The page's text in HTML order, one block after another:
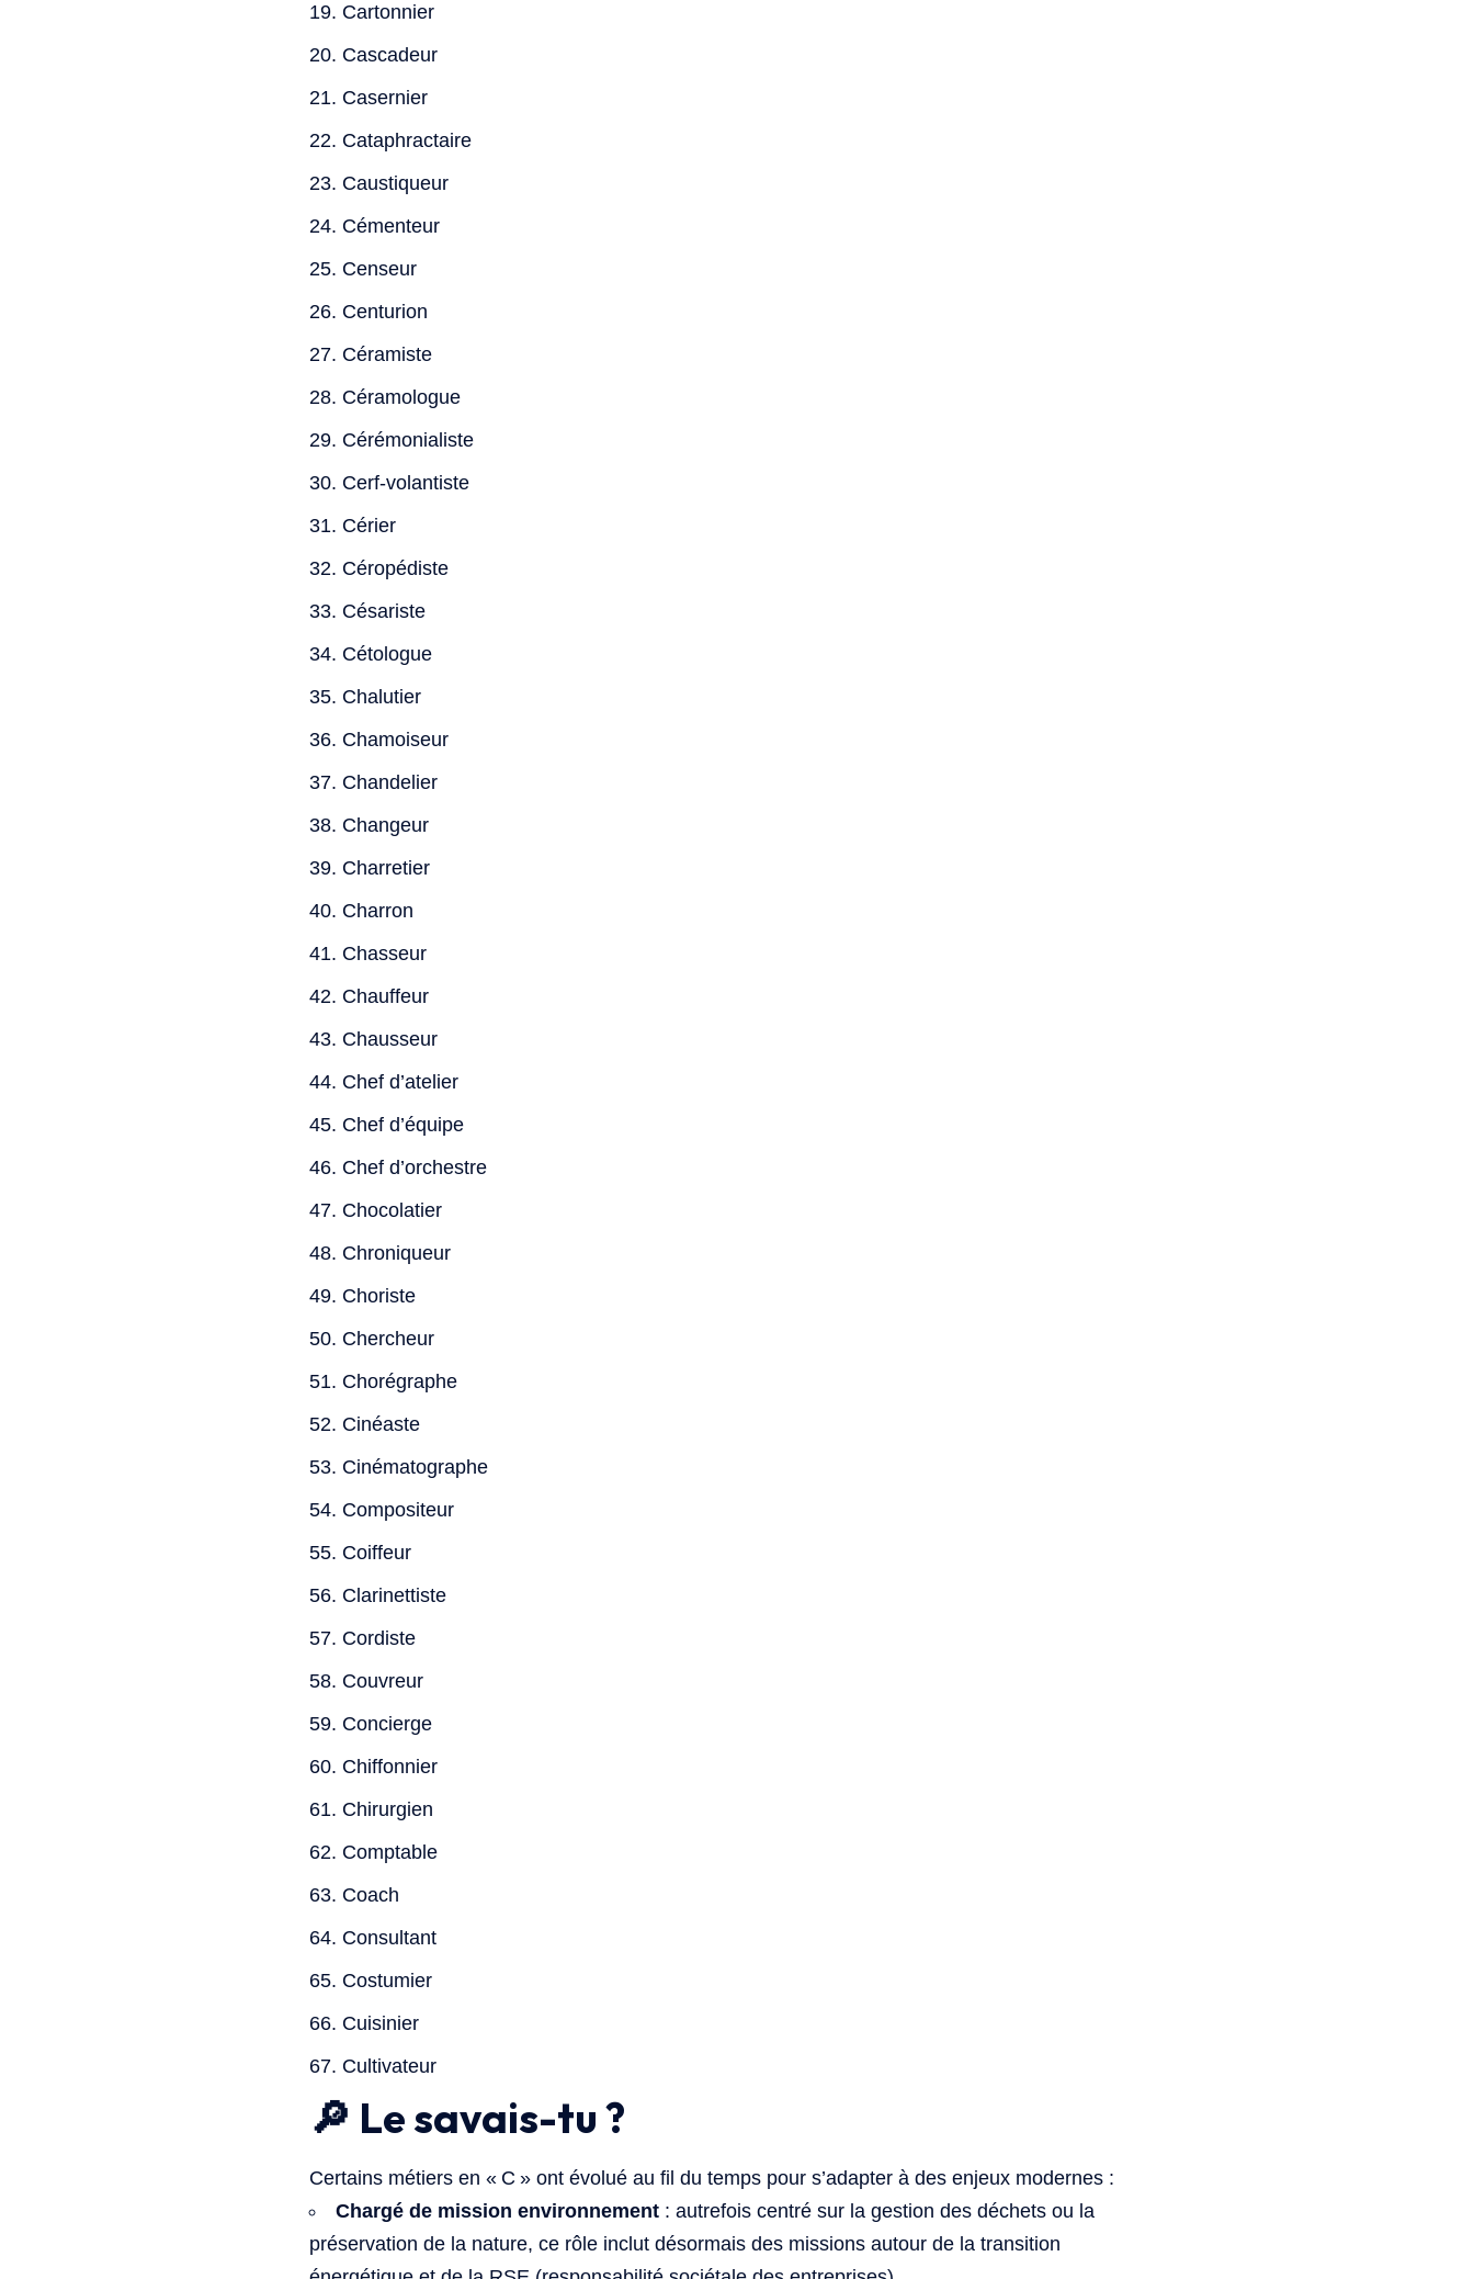
Cartonnier
Cascadeur
Casernier
Cataphractaire
Caustiqueur
Cémenteur
Censeur
Centurion
Céramiste
Céramologue
Cérémonialiste
Cerf-volantiste
Cérier
Céropédiste
Césariste
Cétologue
Chalutier
Chamoiseur
Chandelier
Changeur
Charretier
Charron
Chasseur
Chauffeur
Chausseur
Chef d’atelier
Chef d’équipe
Chef d’orchestre
Chocolatier
Chroniqueur
Choriste
Chercheur
Chorégraphe
Cinéaste
Cinématographe
Compositeur
Coiffeur
Clarinettiste
Cordiste
Couvreur
Concierge
Chiffonnier
Chirurgien
Comptable
Coach
Consultant
Costumier
Cuisinier
Cultivateur
🔎 Le savais-tu ?
Certains métiers en « C » ont évolué au fil du temps pour s’adapter à des enjeux modernes :
Chargé de mission environnement : autrefois centré sur la gestion des déchets ou la
préservation de la nature, ce rôle inclut désormais des missions autour de la transition